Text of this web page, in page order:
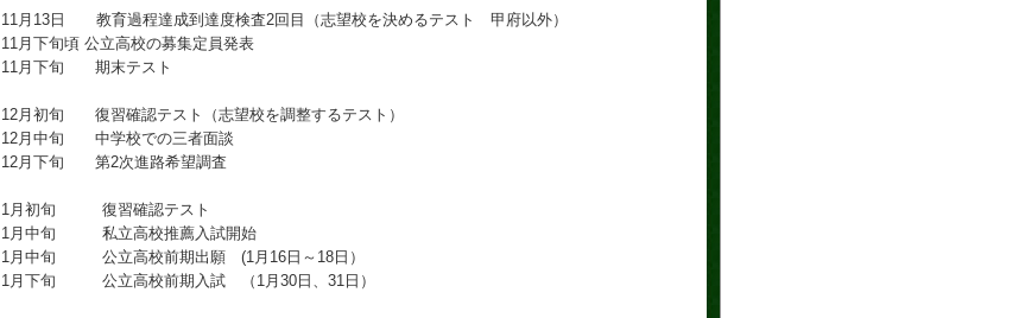
11月13日 教育過程達成到達度検査2回目（志望校を決めるテスト 甲府以外）
11月下旬頃 公立高校の募集定員発表
11月下旬 期末テスト
12月初旬 復習確認テスト（志望校を調整するテスト）
12月中旬 中学校での三者面談
12月下旬 第2次進路希望調査
1月初旬 復習確認テスト
1月中旬 私立高校推薦入試開始
1月中旬 公立高校前期出願 (1月16日～18日）
1月下旬 公立高校前期入試 （1月30日、31日）